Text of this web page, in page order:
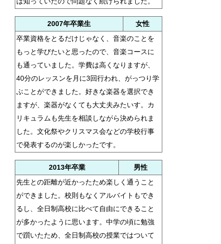
2007年卒業生
女性
卒業資格をとるだけじゃなく、音楽のことを
もっと学びたいと思ったので、音楽コースに
も通っていました。学費は高くなりますが、
40分のレッスンを月に3回行われ、がっつり学
ぶことができました。好きな楽器を選択でき
ますが、楽器がなくても大丈夫みたいす。カ
リキュラムも先生を相談しながら決められま
した。文化祭やクリスマス会などの学校行事
で発表するのが楽しかったです。
2013年卒業
男性
先生との距離が近かったため楽しく通うこと
ができました。校則もなくアルバイトもでき
るし、全日制高校に比べて自由にできること
が多かったように思います。中学の頃に勉強
で躓いたため、全日制高校の授業ではついて